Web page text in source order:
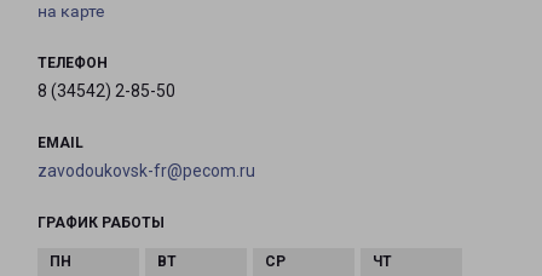
на карте
ТЕЛЕФОН
8 (34542) 2-85-50
EMAIL
zavodoukovsk-fr@pecom.ru
ГРАФИК РАБОТЫ